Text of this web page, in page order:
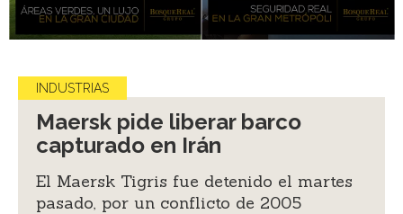
INDUSTRIAS
Maersk pide liberar barco
capturado en Irán
El Maersk Tigris fue detenido el martes
pasado, por un conflicto de 2005